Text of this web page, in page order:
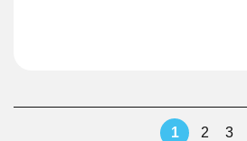
Seite
Sie
1 Seite
2 3